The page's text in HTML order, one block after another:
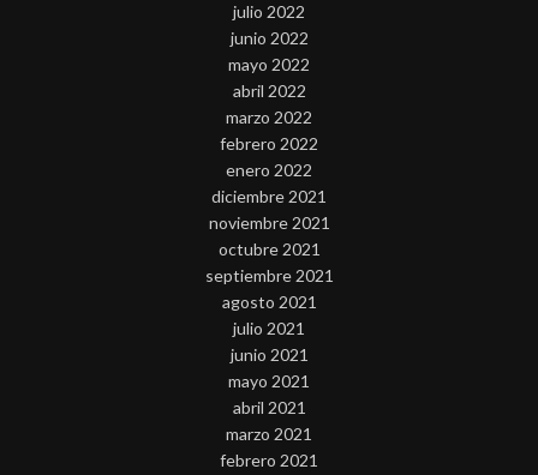
julio 2022
junio 2022
mayo 2022
abril 2022
marzo 2022
febrero 2022
enero 2022
diciembre 2021
noviembre 2021
octubre 2021
septiembre 2021
agosto 2021
julio 2021
junio 2021
mayo 2021
abril 2021
marzo 2021
febrero 2021